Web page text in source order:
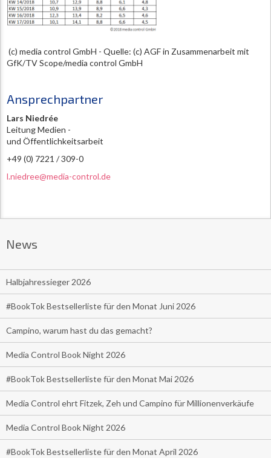
(c) media control GmbH - Quelle: (c) AGF in Zusammenarbeit mit
GfK/TV Scope/media control GmbH
Ansprechpartner
Lars Niedrée
Leitung Medien -
und Öffentlichkeitsarbeit
+49 (0) 7221 / 309-0
l.niedree@media-control.de
News
Halbjahressieger 2026
#BookTok Bestsellerliste für den Monat Juni 2026
Campino, warum hast du das gemacht?
Media Control Book Night 2026
#BookTok Bestsellerliste für den Monat Mai 2026
Media Control ehrt Fitzek, Zeh und Campino für Millionenverkäufe
Media Control Book Night 2026
#BookTok Bestsellerliste für den Monat April 2026